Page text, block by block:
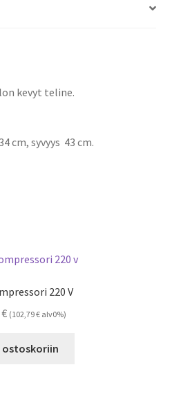
kevyt teline.
cm, syvyys 43 cm.
220 V
€ (102,79€alv0%)
ostoskoriin